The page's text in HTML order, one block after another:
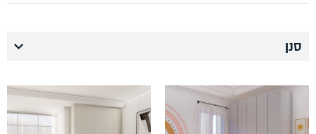
סנן